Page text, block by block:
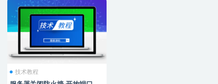
技术教程